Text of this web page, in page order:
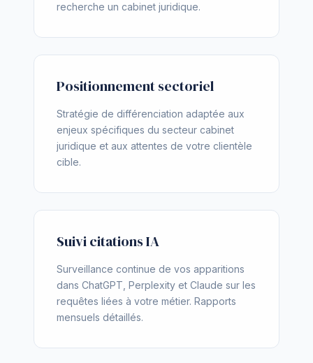
recherche un cabinet juridique.
Positionnement sectoriel
Stratégie de différenciation adaptée aux
enjeux spécifiques du secteur cabinet
juridique et aux attentes de votre clientèle
cible.
Suivi citations IA
Surveillance continue de vos apparitions
dans ChatGPT, Perplexity et Claude sur les
requêtes liées à votre métier. Rapports
mensuels détaillés.